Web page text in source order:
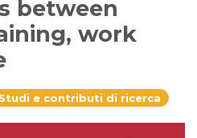
between
work
Studi e contributi di ricerca